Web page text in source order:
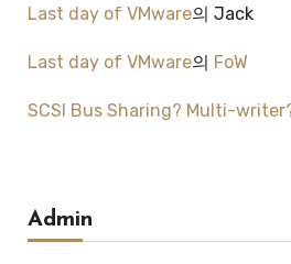
Last day of VMware의 Jack
Last day of VMware의 FoW
SCSI Bus Sharing? Multi-
Admin